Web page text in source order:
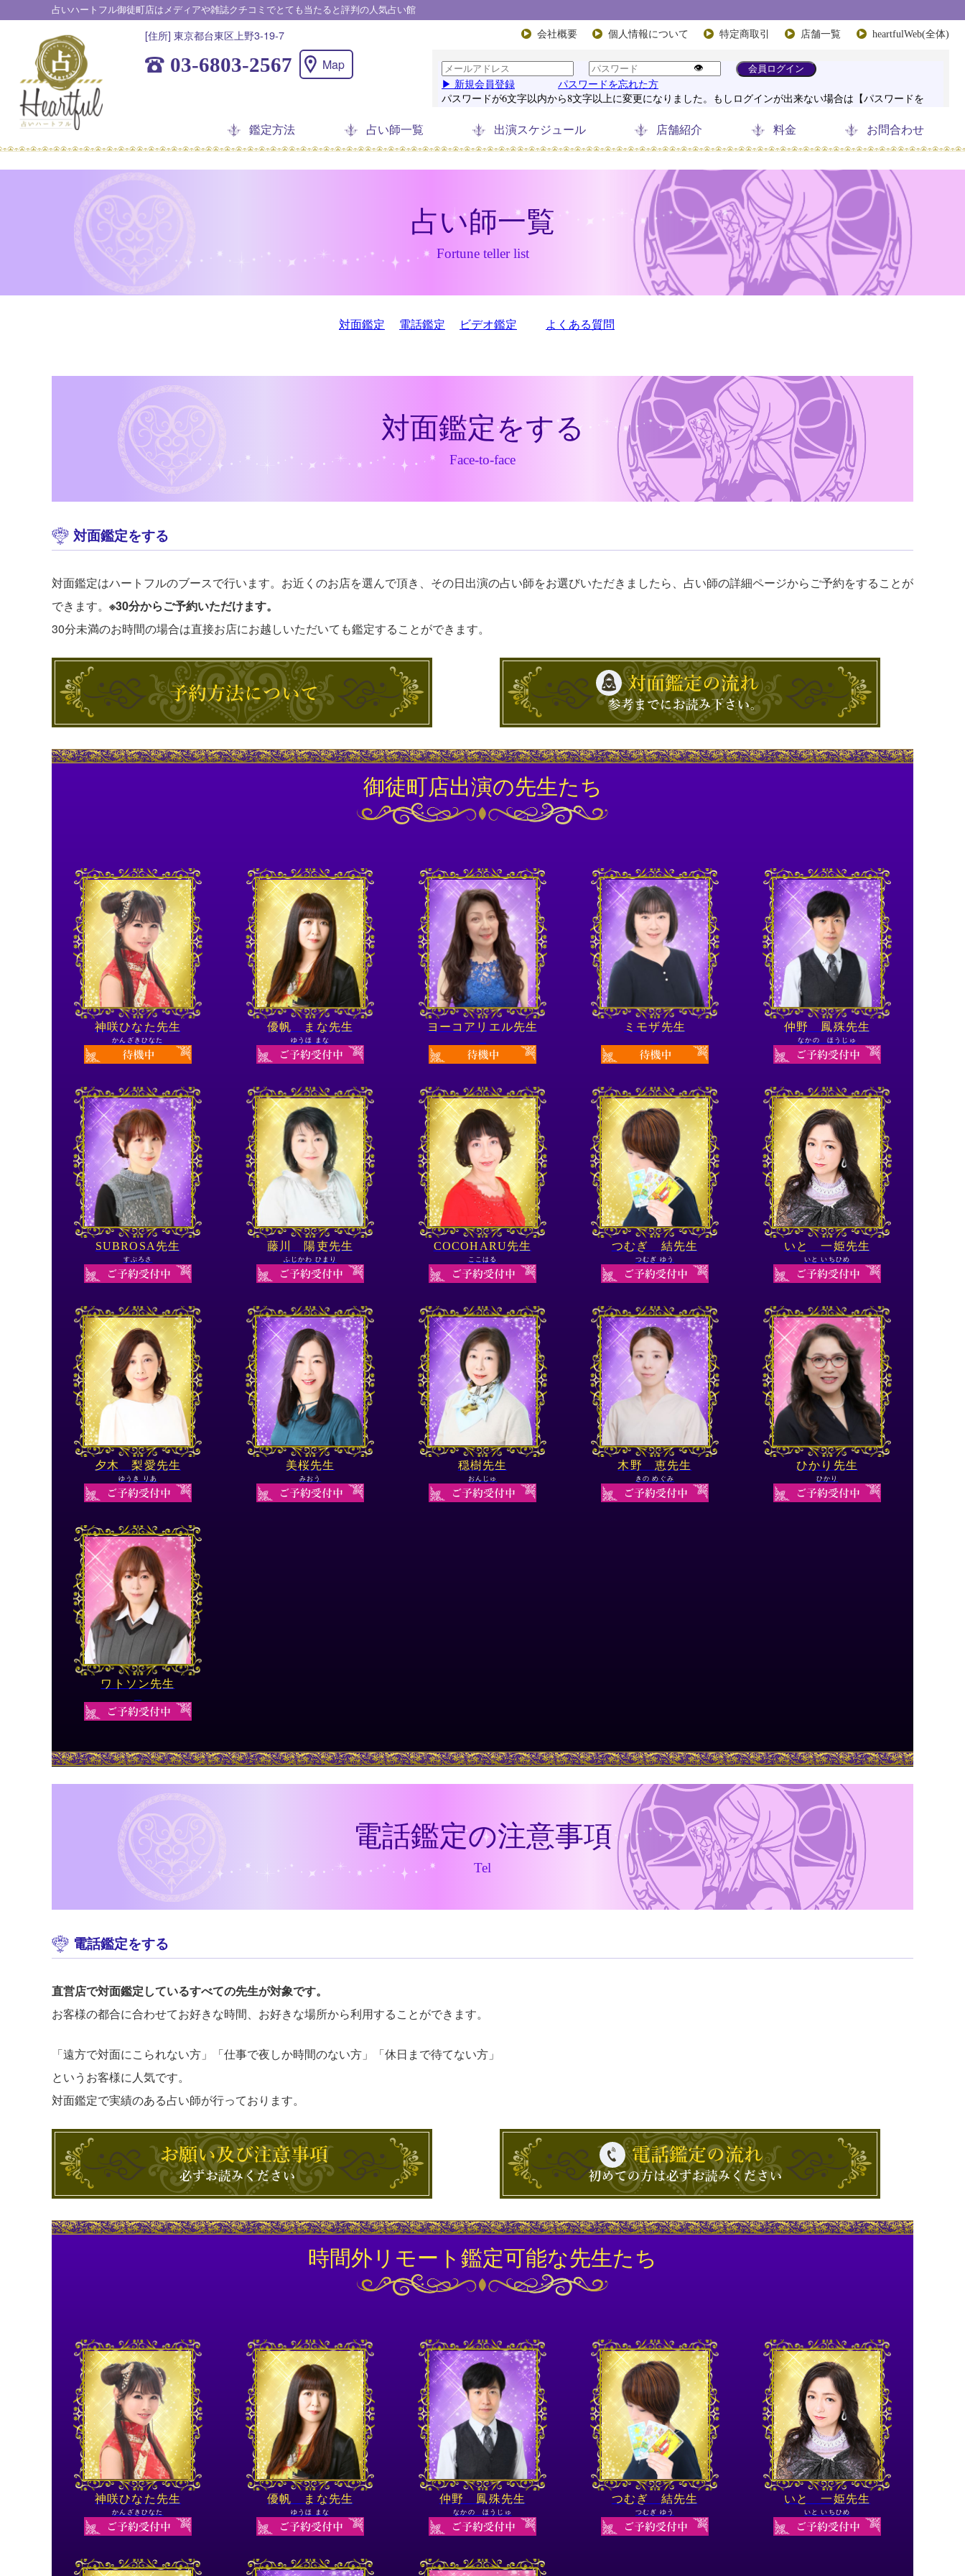
占いハートフル御徒町店はメディアや雑誌クチコミでとても当たると評判の人気占い館
会社概要 個人情報について 特定商取引 店舗一覧 heartfulWeb(全体)
鑑定方法 占い師一覧 出演スケジュール 店舗紹介 料金 お問合わせ
[住所] 東京都台東区上野3-19-7
03-6803-2567 Map
占い師一覧
Fortune teller list
対面鑑定 電話鑑定 ビデオ鑑定 よくある質問
対面鑑定をする
Face-to-face
対面鑑定をする
対面鑑定はハートフルのブースで行います。お近くのお店を選んで頂き、その日出演の占い師をお選びいただきましたら、占い師の詳細ページからご予約をすることが
できます。 ※30分からご予約いただけます。
30分未満のお時間の場合は直接お店にお越しいただいても鑑定することができます。
御徒町店出演の先生たち
神咲ひなた先生
かんざきひなた
優帆 まな先生
ゆうほ まな
ヨーコアリエル先生 ミモザ先生 仲野 鳳殊先生
なかの ほうじゅ
SUBROSA先生
すぶろさ
藤川 陽吏先生
ふじかわ ひまり
COCOHARU先生
ここはる
つむぎ 結先生
つむぎ ゆう
いと 一姫先生
いと いちひめ
夕木 梨愛先生
ゆうき りあ
美桜先生
みおう
穏樹先生
おんじゅ
木野 恵先生
きの めぐみ
ひかり先生
ひかり
ワトソン先生
電話鑑定の注意事項
Tel
電話鑑定をする
直営店で対面鑑定しているすべての先生が対象です。
お客様の都合に合わせてお好きな時間、お好きな場所から利用することができます。
「遠方で対面にこられない方」「仕事で夜しか時間のない方」「休日まで待てない方」
というお客様に人気です。
対面鑑定で実績のある占い師が行っております。
時間外リモート鑑定可能な先生たち
神咲ひなた先生
かんざきひなた
優帆 まな先生
ゆうほ まな
仲野 鳳殊先生
なかの ほうじゅ
つむぎ 結先生
つむぎ ゆう
いと 一姫先生
いと いちひめ